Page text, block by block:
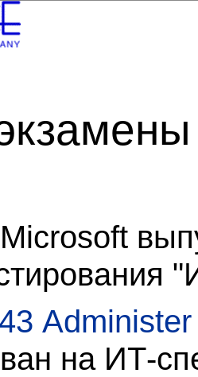
на ИТ-